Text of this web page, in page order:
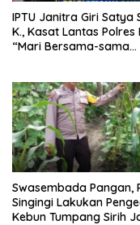
IPTU Janitra Giri Satya
K., Kasat Lantas Polres
“Mari Bersama-sama
Swasembada Pangan,
Singingi Lakukan
Kebun Tumpang Sirih